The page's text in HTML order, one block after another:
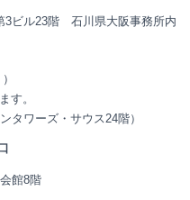
3ビル23階 石川県大阪事務所内
す。
タワーズ・サウス24階）
館8階